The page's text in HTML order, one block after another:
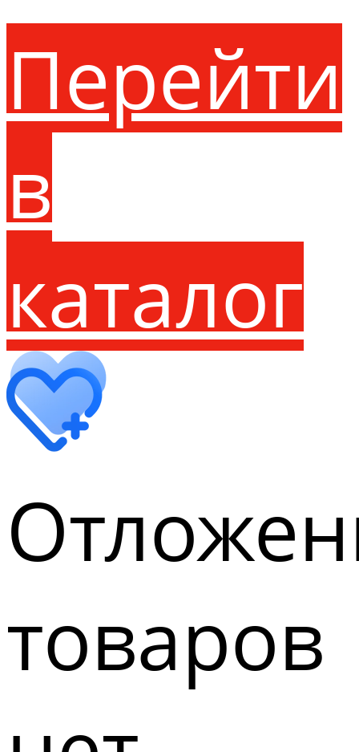
Перейти
в
каталог
товаров